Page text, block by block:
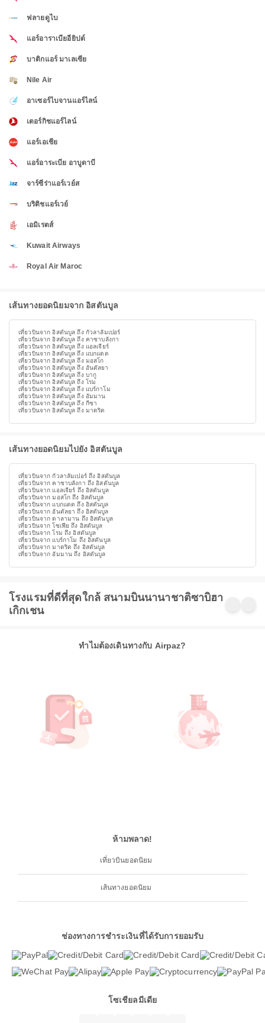
ฟลายดูไบ
แอร์อาราเบียอียิปต์
บาติกแอร์ มาเลเซีย
Nile Air
อาเซอร์ไบจานแอร์ไลน์
เตอร์กิชแอร์ไลน์
แอร์เอเชีย
แอร์อาระเบีย อาบูดาบี
จาร์ซีร่าแอร์เวย์ส
บริติชแอร์เวย์
เอมิเรตส์
Kuwait Airways
Royal Air Maroc
เส้นทางยอดนิยมจาก อิสตันบูล
เที่ยวบินจาก อิสตันบูล ถึง กัวลาลัมเปอร์
เที่ยวบินจาก อิสตันบูล ถึง คาซาบลังกา
เที่ยวบินจาก อิสตันบูล ถึง แอลเจียร์
เที่ยวบินจาก อิสตันบูล ถึง แบกแดด
เที่ยวบินจาก อิสตันบูล ถึง มอสโก
เที่ยวบินจาก อิสตันบูล ถึง อันตัลยา
เที่ยวบินจาก อิสตันบูล ถึง บากู
เที่ยวบินจาก อิสตันบูล ถึง โรม
เที่ยวบินจาก อิสตันบูล ถึง แบร์กาโม
เที่ยวบินจาก อิสตันบูล ถึง อัมมาน
เที่ยวบินจาก อิสตันบูล ถึง กีซา
เที่ยวบินจาก อิสตันบูล ถึง มาดริด
เส้นทางยอดนิยมไปยัง อิสตันบูล
เที่ยวบินจาก กัวลาลัมเปอร์ ถึง อิสตันบูล
เที่ยวบินจาก คาซาบลังกา ถึง อิสตันบูล
เที่ยวบินจาก แอลเจียร์ ถึง อิสตันบูล
เที่ยวบินจาก มอสโก ถึง อิสตันบูล
เที่ยวบินจาก แบกแดด ถึง อิสตันบูล
เที่ยวบินจาก อันตัลยา ถึง อิสตันบูล
เที่ยวบินจาก ดาลามาน ถึง อิสตันบูล
เที่ยวบินจาก โซเฟีย ถึง อิสตันบูล
เที่ยวบินจาก โรม ถึง อิสตันบูล
เที่ยวบินจาก แบร์กาโม ถึง อิสตันบูล
เที่ยวบินจาก มาดริด ถึง อิสตันบูล
เที่ยวบินจาก อัมมาน ถึง อิสตันบูล
โรงแรมที่ดีที่สุดใกล้ สนามบินนานาชาติซาบิฮา
เกิกเชน
ทำไมต้องเดินทางกับ Airpaz?
ห้ามพลาด!
เที่ยวบินยอดนิยม
เส้นทางยอดนิยม
ช่องทางการชำระเงินที่ได้รับการยอมรับ
โซเชียลมีเดีย